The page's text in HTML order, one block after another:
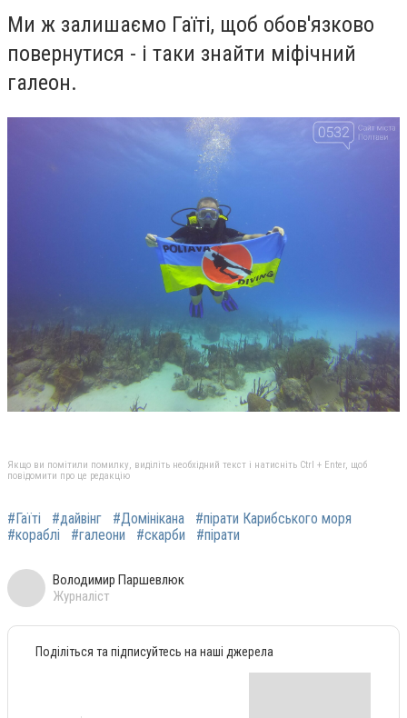
Ми ж залишаємо Гаїті, щоб обов'язково
повернутися - і таки знайти міфічний
галеон.
Якщо ви помітили помилку, виділіть необхідний текст і натисніть Ctrl + Enter, щоб
повідомити про це редакцію
#Гаїті #дайвінг #Домінікана
#пірати Карибського моря
#кораблі
#галеони #скарби #пірати
Володимир Паршевлюк
Журналіст
Поділіться та підписуйтесь на наші джерела